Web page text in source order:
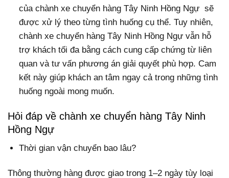
của chành xe chuyển hàng Tây Ninh Hồng Ngự sẽ
được xử lý theo từng tình huống cụ thể. Tuy nhiên,
chành xe chuyển hàng Tây Ninh Hồng Ngự vẫn hỗ
trợ khách tối đa bằng cách cung cấp chứng từ liên
quan và tư vấn phương án giải quyết phù hợp. Cam
kết này giúp khách an tâm ngay cả trong những tình
huống ngoài mong muốn.
Hỏi đáp về chành xe chuyển hàng Tây Ninh
Hồng Ngự
Thời gian vận chuyển bao lâu?
Thông thường hàng được giao trong 1–2 ngày tùy loại